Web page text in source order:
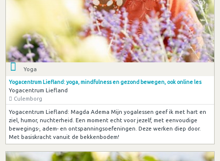
Yoga
Yogacentrum Liefland: yoga, mindfulness en gezond bewegen, ook online les
Yogacentrum Liefland
Culemborg
Yogacentrum Liefland: Magda Adema Mijn yogalessen geef ik met hart en
ziel, humor, nuchterheid. Een moment echt voor jezelf, met eenvoudige
bewegings-, adem- en ontspanningsoefeningen. Deze werken diep door.
Met basiskracht vanuit de bekkenbodem!